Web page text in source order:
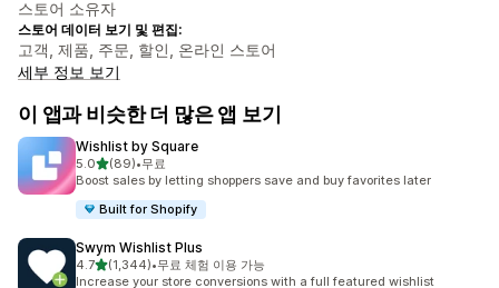
스토어 소유자
스토어 데이터 보기 및 편집:
고객, 제품, 주문, 할인, 온라인 스토어
세부 정보 보기
이 앱과 비슷한 더 많은 앱 보기
Wishlist by Square
5.0별 5개 중
(89)
총 리뷰 89개
•무료
Boost sales by letting shoppers save and buy favorites later
Built for Shopify
Swym Wishlist Plus
4.7별 5개 중
(1,344)
총 리뷰 1344개
•무료 체험 이용 가능
Increase your store conversions with a full featured wishlist